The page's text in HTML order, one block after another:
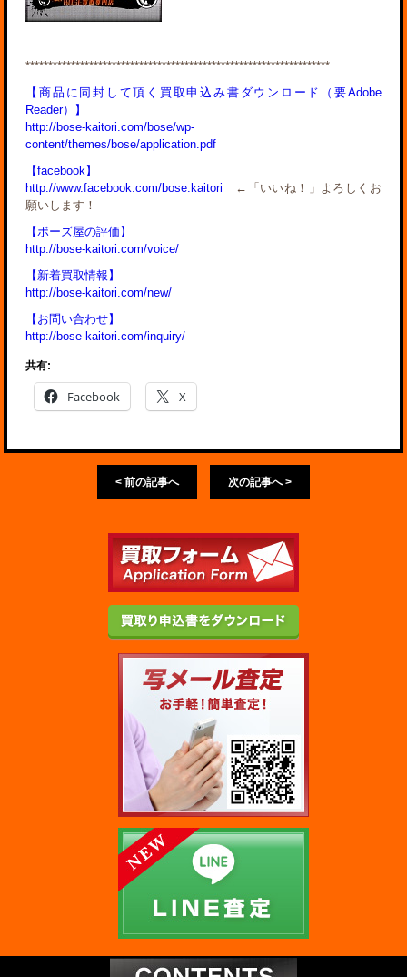
*******************************************************************
【商品に同封して頂く買取申込み書ダウンロード（要Adobe
Reader）】
http://bose-kaitori.com/bose/wp-
content/themes/bose/application.pdf
【facebook】
http://www.facebook.com/bose.kaitori ←「いいね！」よろしくお
願いします！
【ボーズ屋の評価】
http://bose-kaitori.com/voice/
【新着買取情報】
http://bose-kaitori.com/new/
【お問い合わせ】
http://bose-kaitori.com/inquiry/
共有:
Facebook X
< 前の記事へ 次の記事へ >